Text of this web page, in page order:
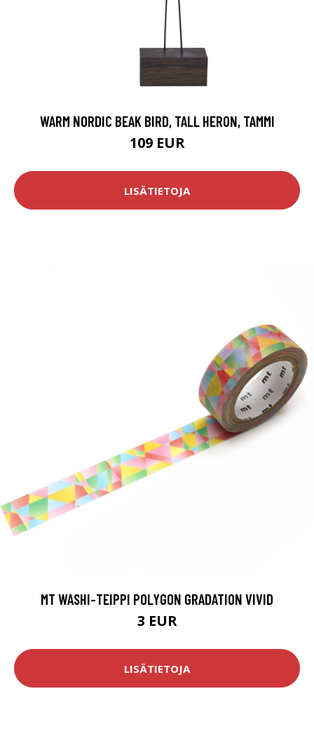
WARM NORDIC BEAK BIRD, TALL HERON, TAMMI
109 EUR
LISÄTIETOJA
MT WASHI-TEIPPI POLYGON GRADATION VIVID
3 EUR
LISÄTIETOJA